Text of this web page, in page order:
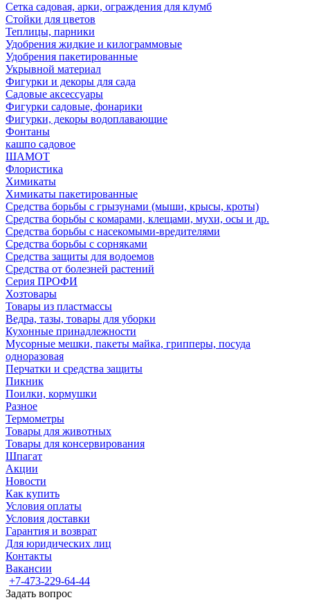
Сетка садовая, арки, ограждения для клумб
Стойки для цветов
Теплицы, парники
Удобрения жидкие и килограммовые
Удобрения пакетированные
Укрывной материал
Фигурки и декоры для сада
Садовые аксессуары
Фигурки садовые, фонарики
Фигурки, декоры водоплавающие
Фонтаны
кашпо садовое
ШАМОТ
Флористика
Химикаты
Химикаты пакетированные
Средства борьбы с грызунами (мыши, крысы, кроты)
Средства борьбы с комарами, клещами, мухи, осы и др.
Средства борьбы с насекомыми-вредителями
Средства борьбы с сорняками
Средства защиты для водоемов
Средства от болезней растений
Серия ПРОФИ
Хозтовары
Товары из пластмассы
Ведра, тазы, товары для уборки
Кухонные принадлежности
Мусорные мешки, пакеты майка, грипперы, посуда
одноразовая
Перчатки и средства защиты
Пикник
Поилки, кормушки
Разное
Термометры
Товары для животных
Товары для консервирования
Шпагат
Акции
Новости
Как купить
Условия оплаты
Условия доставки
Гарантия и возврат
Для юридических лиц
Контакты
Вакансии
+7-473-229-64-44
Задать вопрос